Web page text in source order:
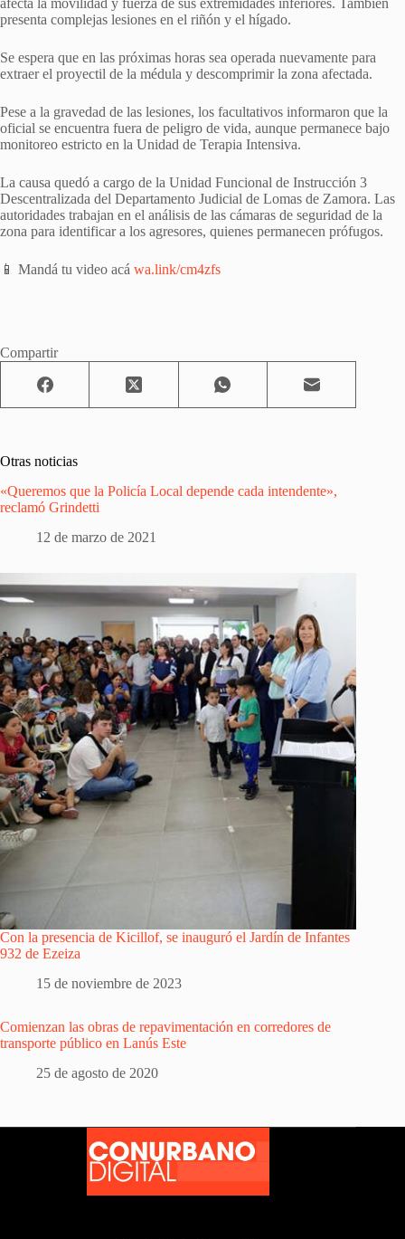
afecta la movilidad y fuerza de sus extremidades inferiores. También
presenta complejas lesiones en el riñón y el hígado.
Se espera que en las próximas horas sea operada nuevamente para
extraer el proyectil de la médula y descomprimir la zona afectada.
Pese a la gravedad de las lesiones, los facultativos informaron que la
oficial se encuentra fuera de peligro de vida, aunque permanece bajo
monitoreo estricto en la Unidad de Terapia Intensiva.
La causa quedó a cargo de la Unidad Funcional de Instrucción 3
Descentralizada del Departamento Judicial de Lomas de Zamora. Las
autoridades trabajan en el análisis de las cámaras de seguridad de la
zona para identificar a los agresores, quienes permanecen prófugos.
📱 Mandá tu video acá wa.link/cm4zfs
Compartir
Otras noticias
«Queremos que la Policía Local depende cada intendente»,
reclamó Grindetti
12 de marzo de 2021
Con la presencia de Kicillof, se inauguró el Jardín de Infantes
932 de Ezeiza
15 de noviembre de 2023
Comienzan las obras de repavimentación en corredores de
transporte público en Lanús Este
25 de agosto de 2020